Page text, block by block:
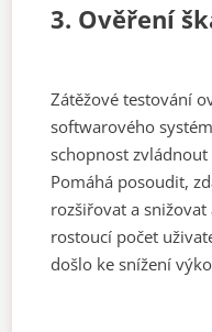
3. Ověření
Zátěžové testování
softwarového
schopnost
Pomáhá posoudit,
rozšiřovat a
rostoucí počet
došlo ke snížení